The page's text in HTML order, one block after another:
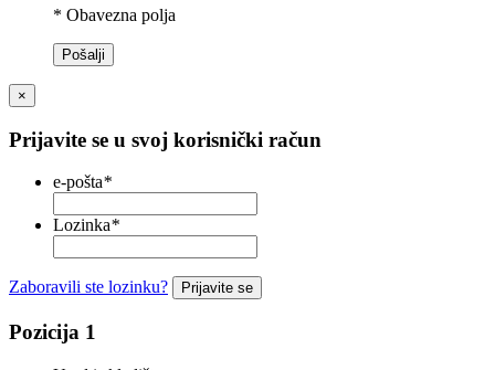
* Obavezna polja
Pošalji
×
Prijavite se u svoj korisnički račun
e-pošta*
Lozinka*
Zaboravili ste lozinku? Prijavite se
Pozicija 1